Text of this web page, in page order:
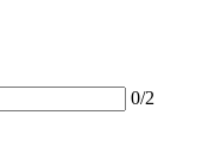
0/2